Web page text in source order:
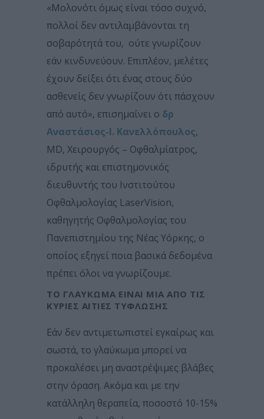
«Μολονότι όμως είναι τόσο συχνό,
πολλοί δεν αντιλαμβάνονται τη
σοβαρότητά του, ούτε γνωρίζουν
εάν κινδυνεύουν. Επιπλέον, μελέτες
έχουν δείξει ότι ένας στους δύο
ασθενείς δεν γνωρίζουν ότι πάσχουν
από αυτό», επισημαίνει ο δρ
Αναστάσιος-Ι. Κανελλόπουλος,
MD, Χειρουργός – Οφθαλμίατρος,
ιδρυτής και επιστημονικός
διευθυντής του Ινστιτούτου
Οφθαλμολογίας LaserVision,
καθηγητής Οφθαλμολογίας του
Πανεπιστημίου της Νέας Υόρκης, ο
οποίος εξηγεί ποια βασικά δεδομένα
πρέπει όλοι να γνωρίζουμε.
ΤΟ ΓΛΑΎΚΩΜΑ ΕΊΝΑΙ ΜΊΑ ΑΠΌ ΤΙΣ
ΚΎΡΙΕΣ ΑΙΤΊΕΣ ΤΎΦΛΩΣΗΣ
Εάν δεν αντιμετωπιστεί εγκαίρως και
σωστά, το γλαύκωμα μπορεί να
προκαλέσει μη αναστρέψιμες βλάβες
στην όραση. Ακόμα και με την
κατάλληλη θεραπεία, ποσοστό 10-15%